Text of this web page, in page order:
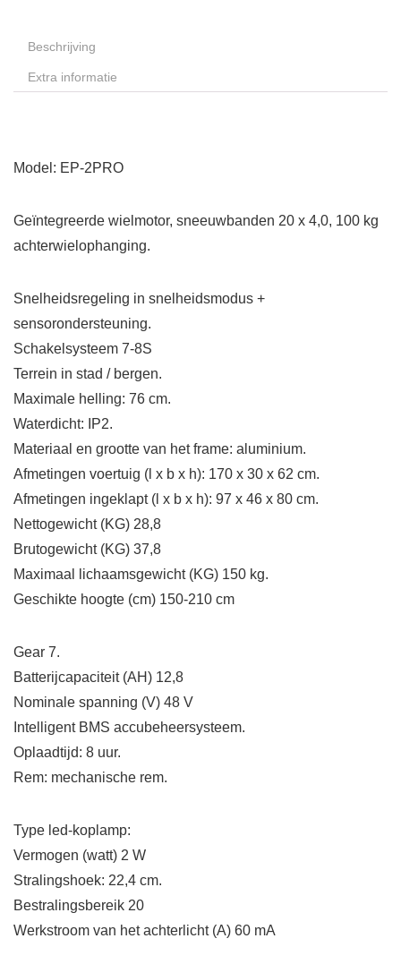
Beschrijving
Extra informatie
Model: EP-2PRO
Geïntegreerde wielmotor, sneeuwbanden 20 x 4,0, 100 kg
achterwielophanging.
Snelheidsregeling in snelheidsmodus +
sensorondersteuning.
Schakelsysteem 7-8S
Terrein in stad / bergen.
Maximale helling: 76 cm.
Waterdicht: IP2.
Materiaal en grootte van het frame: aluminium.
Afmetingen voertuig (l x b x h): 170 x 30 x 62 cm.
Afmetingen ingeklapt (l x b x h): 97 x 46 x 80 cm.
Nettogewicht (KG) 28,8
Brutogewicht (KG) 37,8
Maximaal lichaamsgewicht (KG) 150 kg.
Geschikte hoogte (cm) 150-210 cm
Gear 7.
Batterijcapaciteit (AH) 12,8
Nominale spanning (V) 48 V
Intelligent BMS accubeheersysteem.
Oplaadtijd: 8 uur.
Rem: mechanische rem.
Type led-koplamp:
Vermogen (watt) 2 W
Stralingshoek: 22,4 cm.
Bestralingsbereik 20
Werkstroom van het achterlicht (A) 60 mA